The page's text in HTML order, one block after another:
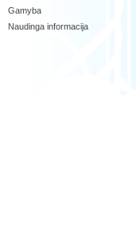
Gamyba
Naudinga informacija